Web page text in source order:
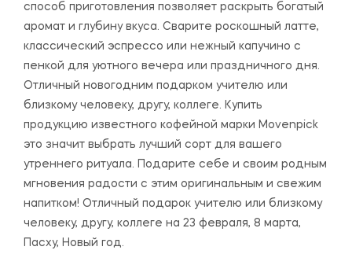
способ приготовления позволяет раскрыть богатый
аромат и глубину вкуса. Сварите роскошный латте,
классический эспрессо или нежный капучино с
пенкой для уютного вечера или праздничного дня.
Отличный новогодним подарком учителю или
близкому человеку, другу, коллеге. Купить
продукцию известного кофейной марки Movenpick
это значит выбрать лучший сорт для вашего
утреннего ритуала. Подарите себе и своим родным
мгновения радости с этим оригинальным и свежим
напитком! Отличный подарок учителю или близкому
человеку, другу, коллеге на 23 февраля, 8 марта,
Пасху, Новый год.